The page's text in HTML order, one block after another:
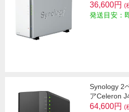
36,600円 (
発送目安：
Synology 2
アCeleron
64,600円 (